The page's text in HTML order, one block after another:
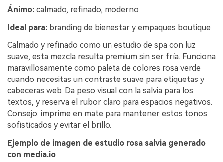
Ánimo: calmado, refinado, moderno
Ideal para: branding de bienestar y empaques boutique
Calmado y refinado como un estudio de spa con luz
suave, esta mezcla resulta premium sin ser fría. Funciona
maravillosamente como paleta de colores rosa verde
cuando necesitas un contraste suave para etiquetas y
cabeceras web. Da peso visual con la salvia para los
textos, y reserva el rubor claro para espacios negativos.
Consejo: imprime en mate para mantener estos tonos
sofisticados y evitar el brillo.
Ejemplo de imagen de estudio rosa salvia generado
con media.io